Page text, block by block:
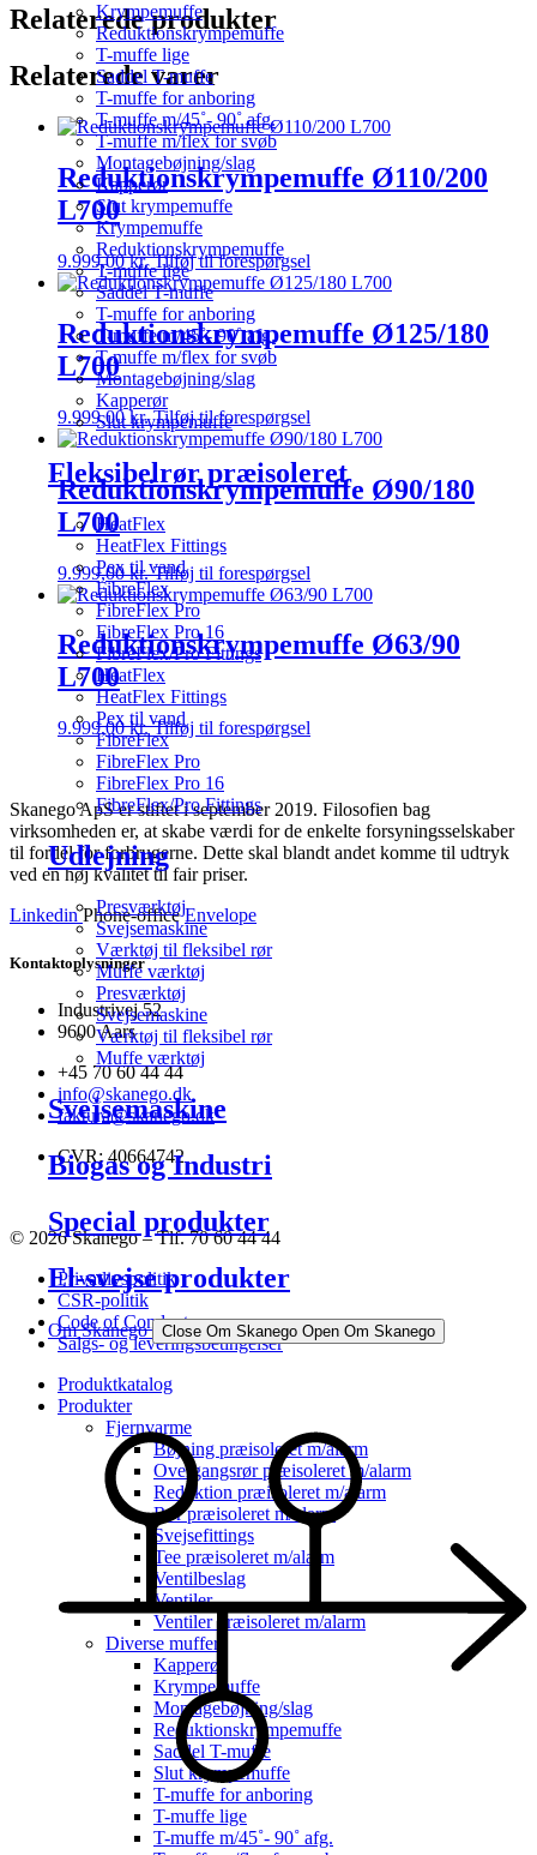
Krympemuffe
Reduktionskrympemuffe
T-muffe lige
Saddel T-muffe
T-muffe for anboring
T-muffe m/45˚- 90˚ afg.
T-muffe m/flex for svøb
Montagebøjning/slag
Kapperør
Slut krympemuffe
Krympemuffe
Reduktionskrympemuffe
T-muffe lige
Saddel T-muffe
T-muffe for anboring
T-muffe m/45˚- 90˚ afg.
T-muffe m/flex for svøb
Montagebøjning/slag
Kapperør
Slut krympemuffe
Fleksibelrør præisoleret
HeatFlex
HeatFlex Fittings
Pex til vand
FibreFlex
FibreFlex Pro
FibreFlex Pro 16
FibreFlex/Pro Fittings
HeatFlex
HeatFlex Fittings
Pex til vand
FibreFlex
FibreFlex Pro
FibreFlex Pro 16
FibreFlex/Pro Fittings
Udlejning
Presværktøj
Svejsemaskine
Værktøj til fleksibel rør
Muffe værktøj
Presværktøj
Svejsemaskine
Værktøj til fleksibel rør
Muffe værktøj
Svejsemaskine
Biogas og Industri
Special produkter
El-svejse produkter
Om Skanego Close Om Skanego Open Om Skanego
Relaterede produkter
Relaterede varer
Reduktionskrympemuffe Ø110/200
L700
9.999,00kr. Tilføj til forespørgsel
Reduktionskrympemuffe Ø125/180
L700
9.999,00kr. Tilføj til forespørgsel
Reduktionskrympemuffe Ø90/180
L700
9.999,00kr. Tilføj til forespørgsel
Reduktionskrympemuffe Ø63/90
L700
9.999,00kr. Tilføj til forespørgsel
Skanego ApS er stiftet i september 2019. Filosofien bag
virksomheden er, at skabe værdi for de enkelte forsyningsselskaber
til fordel for forbrugerne. Dette skal blandt andet komme til udtryk
ved en høj kvalitet til fair priser.
Linkedin Phone-office Envelope
Kontaktoplysninger
Industrivej 52
9600 Aars
+45 70 60 44 44
info@skanego.dk
faktura@skanego.dk
CVR: 40664742
© 2026 Skanego – Tlf. 70 60 44 44
Privatlivspolitik
CSR-politik
Code of Conduct
Salgs- og leveringsbetingelser
Produktkatalog
Produkter
Fjernvarme
Bøjning præisoleret m/alarm
Overgangsrør præisoleret m/alarm
Reduktion præisoleret m/alarm
Rør præisoleret m/alarm
Svejsefittings
Tee præisoleret m/alarm
Ventilbeslag
Ventiler
Ventiler præisoleret m/alarm
Diverse muffer
Kapperør
Krympemuffe
Montagebøjning/slag
Reduktionskrympemuffe
Saddel T-muffe
Slut krympemuffe
T-muffe for anboring
T-muffe lige
T-muffe m/45˚- 90˚ afg.